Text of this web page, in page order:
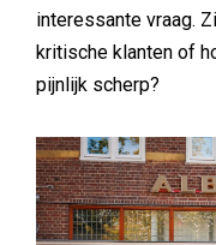
interessante vraag.
kritische klanten of
pijnlijk scherp?